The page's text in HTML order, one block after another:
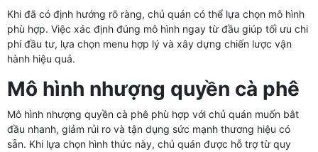
Khi đã có định hướng rõ ràng, chủ quán có thể lựa chọn mô hình
phù hợp. Việc xác định đúng mô hình ngay từ đầu giúp tối ưu chi
phí đầu tư, lựa chọn menu hợp lý và xây dựng chiến lược vận
hành hiệu quả.
Mô hình nhượng quyền cà phê
Mô hình nhượng quyền cà phê phù hợp với chủ quán muốn bắt
đầu nhanh, giảm rủi ro và tận dụng sức mạnh thương hiệu có
sẵn. Khi lựa chọn hình thức này, chủ quán được hỗ trợ từ quy